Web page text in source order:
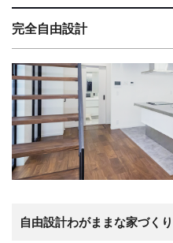
完全自由設計
自由設計わがままな家づくり